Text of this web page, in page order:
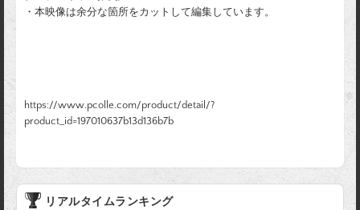
・本映像は余分な箇所をカットして編集しています。
https://www.pcolle.com/product/detail/?
product_id=197010637b13d136b7b
リアルタイムランキング